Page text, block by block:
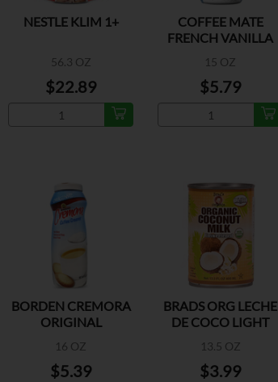
NESTLE KLIM 1+
56.3 OZ
$22.89
COFFEE MATE
FRENCH VANILLA
15 OZ
$5.79
BORDEN CREMORA
ORIGINAL
16 OZ
$5.39
BRADS ORG LECHE
DE COCO LIGHT
13.5 OZ
$3.99